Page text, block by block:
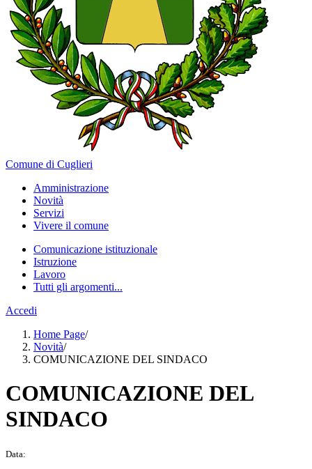
Comune di Cuglieri
Amministrazione
Novità
Servizi
Vivere il comune
Comunicazione istituzionale
Istruzione
Lavoro
Tutti gli argomenti...
Accedi
Home Page/
Novità/
COMUNICAZIONE DEL SINDACO
COMUNICAZIONE DEL
SINDACO
Data: